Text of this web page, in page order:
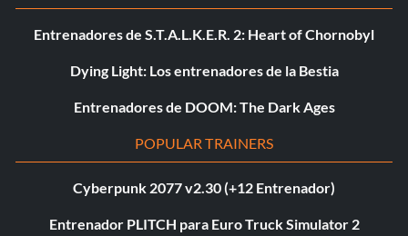
Entrenadores de S.T.A.L.K.E.R. 2: Heart of Chornobyl
Dying Light: Los entrenadores de la Bestia
Entrenadores de DOOM: The Dark Ages
POPULAR TRAINERS
Cyberpunk 2077 v2.30 (+12 Entrenador)
Entrenador PLITCH para Euro Truck Simulator 2